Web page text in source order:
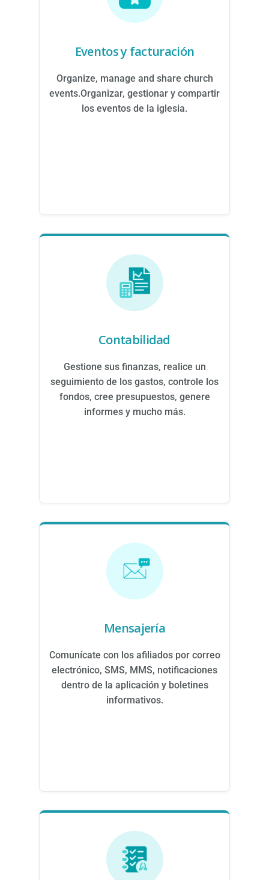
Eventos y facturación
Organize, manage and share church
events.Organizar, gestionar y compartir
los eventos de la iglesia.
Contabilidad
Gestione sus finanzas, realice un
seguimiento de los gastos, controle los
fondos, cree presupuestos, genere
informes y mucho más.
Mensajería
Comunícate con los afiliados por correo
electrónico, SMS, MMS, notificaciones
dentro de la aplicación y boletines
informativos.